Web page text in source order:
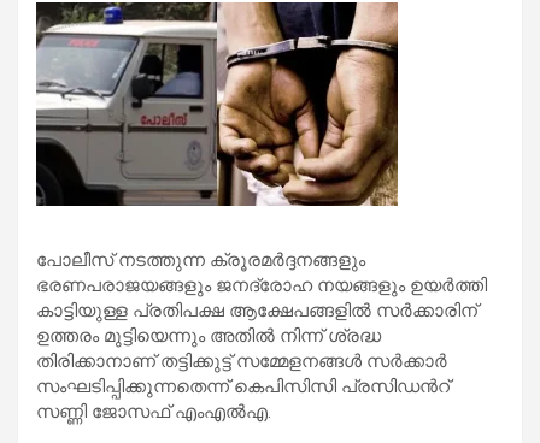
പോലീസ് നടത്തുന്ന ക്രൂരമർദ്ദനങ്ങളും
ഭരണപരാജയങ്ങളും ജനദ്രോഹ നയങ്ങളും ഉയർത്തി
കാട്ടിയുള്ള പ്രതിപക്ഷ ആക്ഷേപങ്ങളിൽ സർക്കാരിന്
ഉത്തരം മുട്ടിയെന്നും അതിൽ നിന്ന് ശ്രദ്ധ
തിരിക്കാനാണ് തട്ടിക്കുട്ട് സമ്മേളനങ്ങൾ സർക്കാർ
സംഘടിപ്പിക്കുന്നതെന്ന് കെപിസിസി പ്രസിഡൻറ്
സണ്ണി ജോസഫ് എംഎൽഎ.